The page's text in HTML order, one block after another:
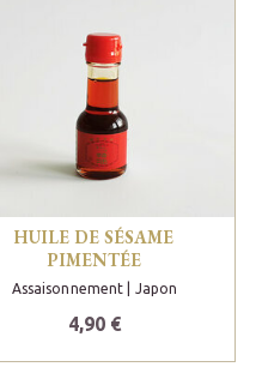
HUILE DE SÉSAME
PIMENTÉE
Assaisonnement | Japon
4,90 €